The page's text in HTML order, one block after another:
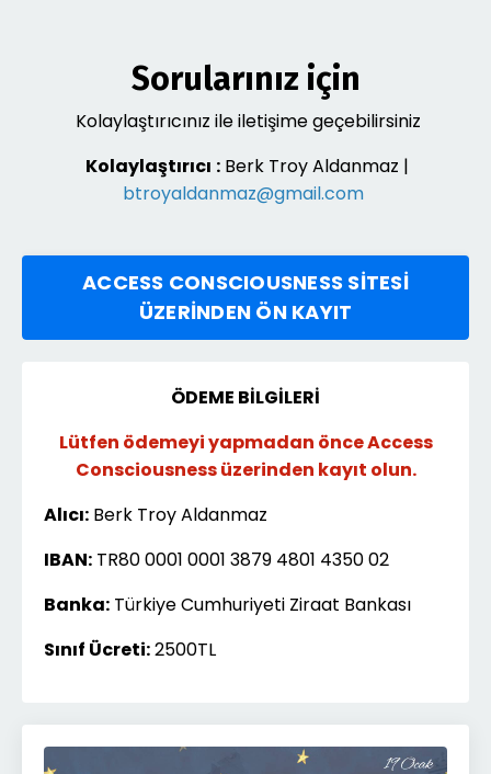
Sorularınız için
Kolaylaştırıcınız ile iletişime geçebilirsiniz
Kolaylaştırıcı : Berk Troy Aldanmaz |
btroyaldanmaz@gmail.com
ACCESS CONSCIOUSNESS SİTESİ
ÜZERİNDEN ÖN KAYIT
ÖDEME BİLGİLERİ
Lütfen ödemeyi yapmadan önce Access
Consciousness üzerinden kayıt olun.
Alıcı: Berk Troy Aldanmaz
IBAN: TR80 0001 0001 3879 4801 4350 02
Banka: Türkiye Cumhuriyeti Ziraat Bankası
Sınıf Ücreti:2500TL